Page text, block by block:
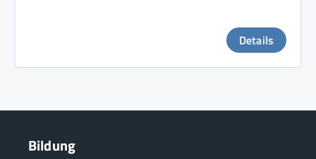
Details
Bildung